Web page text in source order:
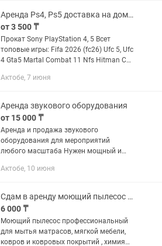
Аренда Ps4, Ps5 доставка на дом Sony PlayStation, пс5, пс4
от 3 500 ₸
Прокат Sony PlayStation 4, 5 Всет
топовые игры: Fifa 2026 (fc26) Ufc 5, Ufc
4 Gta5 Martal Combat 11 Nfs Hitman Call
5500тг
Актобе, 7 июня
Аренда звукового оборудования
от 15 000 ₸
Аренда и продажа звукового
оборудования для мероприятий
любого масштаба Нужен мощный и
событие профессиональным
«под ключ» или подберем...
Актобе, 10 июня
Сдам в аренду моющий пылесос Керхер
6 000 ₸
Моющий пылесос профессиональный
для мытья матрасов, мягкой мебели,
ковров и ковровых покрытий , химия